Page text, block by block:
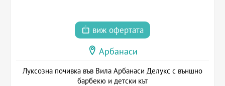
виж офертата
Арбанаси
Луксозна почивка във Вила Арбанаси Делукс с външно
барбекю и детски кът